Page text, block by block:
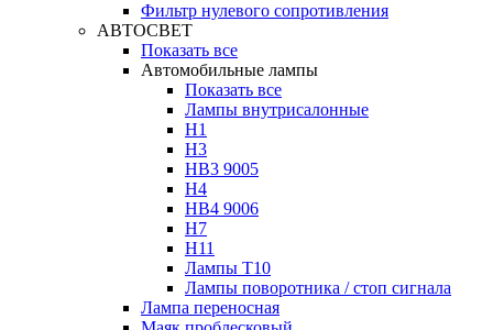
Фильтр нулевого сопротивления
АВТОСВЕТ
Показать все
Автомобильные лампы
Показать все
Лампы внутрисалонные
H1
H3
HB3 9005
H4
HB4 9006
H7
H11
Лампы Т10
Лампы поворотника / стоп сигнала
Лампа переносная